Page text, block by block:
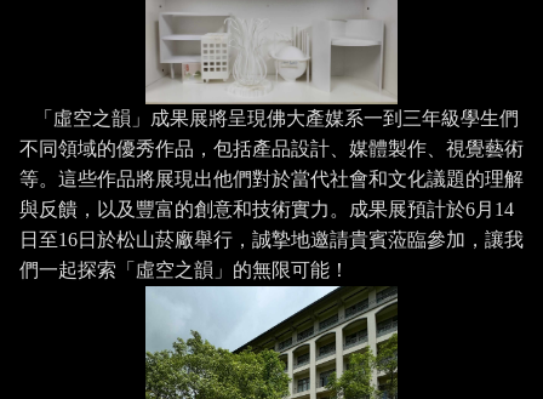
「虛空之韻」成果展將呈現佛大產媒系一到三年級學生們
不同領域的優秀作品，包括產品設計、媒體製作、視覺藝術
等。這些作品將展現出他們對於當代社會和文化議題的理解
與反饋，以及豐富的創意和技術實力。成果展預計於6月 14
日至16日於松山菸廠舉行，誠摯地邀請貴賓蒞臨參加，讓我
們一起探索「虛空之韻」的無限可能！